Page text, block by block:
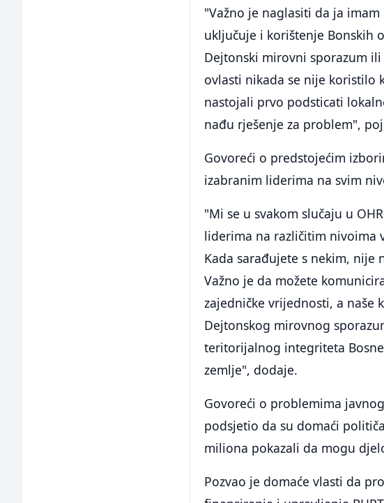
"Važno je naglasiti da ja
uključuje i korištenje Bonskih
Dejtonski mirovni sporazum
ovlasti nikada se nije koristilo
nastojali prvo podsticati
nađu rješenje za problem",
Govoreći o predstojećim
izabranim liderima na svim
"Mi se u svakom slučaju u
liderima na različitim nivoima
Kada sarađujete s nekim, nije
Važno je da možete
zajedničke vrijednosti, a naše
Dejtonskog mirovnog
teritorijalnog integriteta
zemlje", dodaje.
Govoreći o problemima
podsjetio da su domaći
miliona pokazali da mogu
Pozvao je domaće vlasti da